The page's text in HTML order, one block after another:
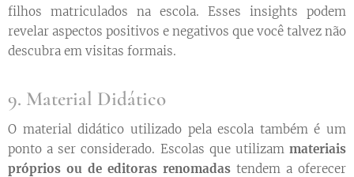
filhos matriculados na escola. Esses insights podem
revelar aspectos positivos e negativos que você talvez não
descubra em visitas formais.
9. Material Didático
O material didático utilizado pela escola também é um
ponto a ser considerado. Escolas que utilizam materiais
próprios ou de editoras renomadas tendem a oferecer